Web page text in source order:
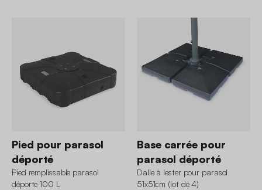
Pied pour parasol
déporté
Pied remplissable parasol
déporté 100 L
Base carrée pour
parasol déporté
Dalle à lester pour parasol
51x51cm (lot de 4)